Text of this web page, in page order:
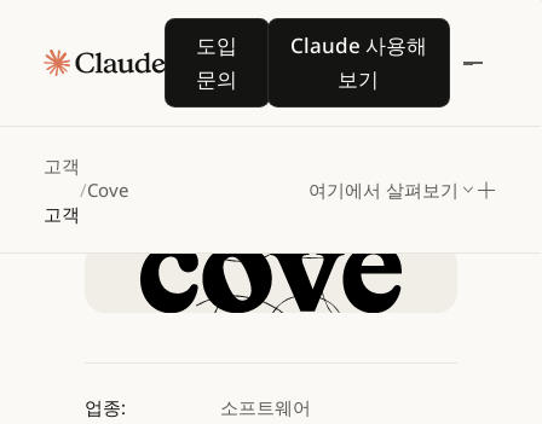
도입
문의
도입 문의
Claude 사용해
보기
Claude 사용해 보기
고객
고객
/Cove 여기에서 살펴보기
Claude로시각적
AI협업의
미래를
만들다
Claude 사용해 보기
Claude 사용해 보기
업종:
소프트웨어